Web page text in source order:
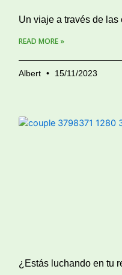
Un viaje a través de
READ MORE »
Albert 15/11/2023
¿Estás luchando en tu